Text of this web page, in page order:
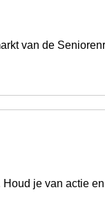
van de
je van actie